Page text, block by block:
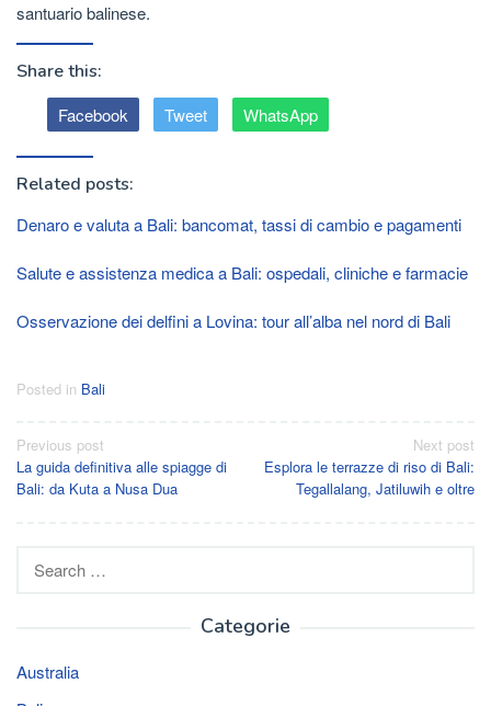
santuario balinese.
Share this:
Facebook Tweet WhatsApp
Related posts:
Denaro e valuta a Bali: bancomat, tassi di cambio e pagamenti
Salute e assistenza medica a Bali: ospedali, cliniche e farmacie
Osservazione dei delfini a Lovina: tour all’alba nel nord di Bali
Posted in Bali
Post
navigation
Previous post
La guida definitiva alle spiagge di
Bali: da Kuta a Nusa Dua
Next post
Esplora le terrazze di riso di Bali:
Tegallalang, Jatiluwih e oltre
Categorie
Australia